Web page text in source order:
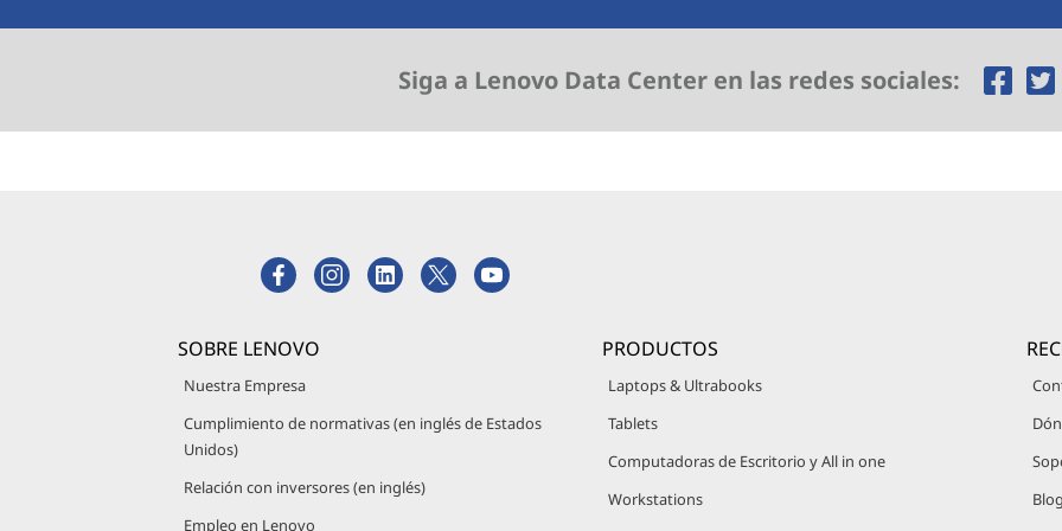
Siga a Lenovo Data Center en las redes sociales:
O
p
n
e
w
w
SOBRE LENOVO
Nuestra Empresa
Cumplimiento de normativas (en inglés de Estados
Unidos)
Relación con inversores (en inglés)
Empleo en Lenovo
PRODUCTOS
Laptops & Ultrabooks
Tablets
Computadoras de Escritorio y All in one
Workstations
Blog